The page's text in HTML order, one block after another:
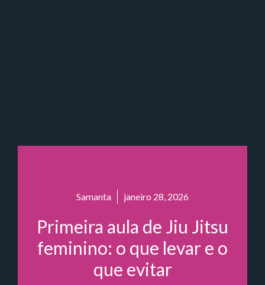
Samanta janeiro 28, 2026
Primeira aula de Jiu Jitsu
feminino: o que levar e o
que evitar